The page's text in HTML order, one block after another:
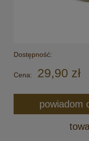
Dostępność:
Cena: 29,90 zł
powiadom